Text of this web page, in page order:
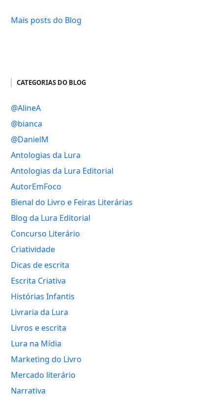
Mais posts do Blog
CATEGORIAS DO BLOG
@AlineA
@bianca
@DanielM
Antologias da Lura
Antologias da Lura Editorial
AutorEmFoco
Bienal do Livro e Feiras Literárias
Blog da Lura Editorial
Concurso Literário
Criatividade
Dicas de escrita
Escrita Criativa
Histórias Infantis
Livraria da Lura
Livros e escrita
Lura na Mídia
Marketing do Livro
Mercado literário
Narrativa